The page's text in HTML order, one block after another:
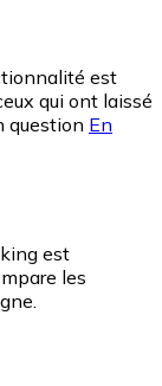
est
qui ont laissé
question En
est
les